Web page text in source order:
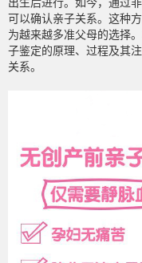
可以确认亲子关系。这种
为越来越多准父母的选择
子鉴定的原理、过程及其
关系。